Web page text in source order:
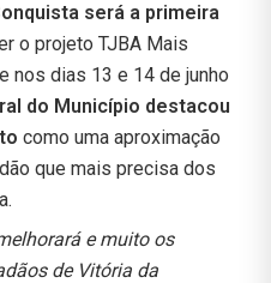
será a primeira
o projeto TJBA Mais
nos dias 13 e 14 de junho
do Município destacou
como uma aproximação
que mais precisa dos
e muito os
de Vitória da